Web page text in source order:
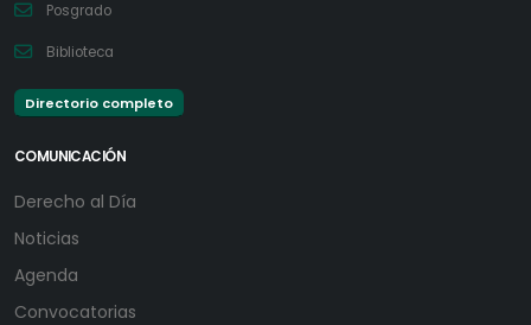
Posgrado
Biblioteca
Directorio completo
COMUNICACIÓN
Derecho al Día
Noticias
Agenda
Convocatorias